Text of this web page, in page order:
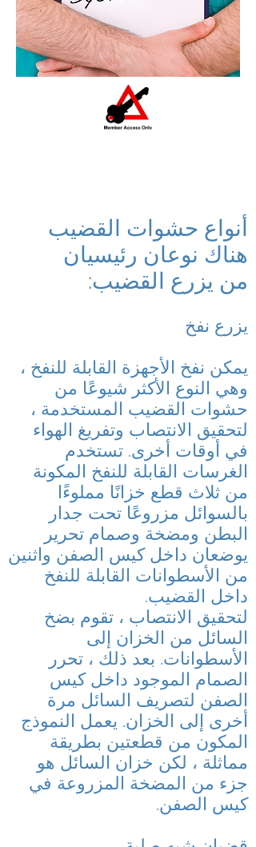
أنواع حشوات القضيب
هناك نوعان رئيسيان
من يزرع القضيب:
يزرع نفخ
يمكن نفخ الأجهزة القابلة للنفخ ،
وهي النوع الأكثر شيوعًا من
حشوات القضيب المستخدمة ،
لتحقيق الانتصاب وتفريغ الهواء
في أوقات أخرى. تستخدم
الغرسات القابلة للنفخ المكونة
من ثلاث قطع خزانًا مملوءًا
بالسوائل مزروعًا تحت جدار
البطن ومضخة وصمام تحرير
يوضعان داخل كيس الصفن واثنين
من الأسطوانات القابلة للنفخ
داخل القضيب.
لتحقيق الانتصاب ، تقوم بضخ
السائل من الخزان إلى
الأسطوانات. بعد ذلك ، تحرر
الصمام الموجود داخل كيس
الصفن لتصريف السائل مرة
أخرى إلى الخزان. يعمل النموذج
المكون من قطعتين بطريقة
مماثلة ، لكن خزان السائل هو
جزء من المضخة المزروعة في
كيس الصفن.